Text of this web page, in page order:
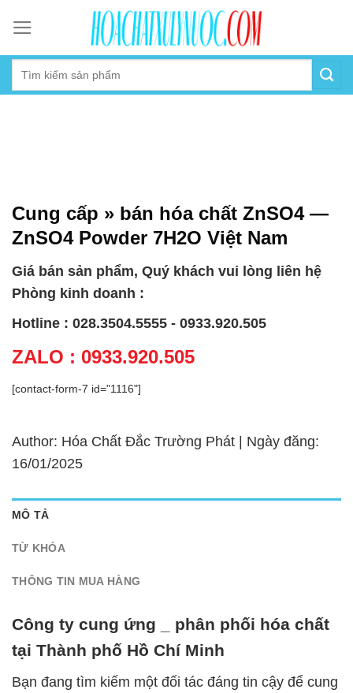
content
Cung cấp » bán hóa chất ZnSO4 —
ZnSO4 Powder 7H2O Việt Nam
Giá bán sản phẩm, Quý khách vui lòng liên hệ
Phòng kinh doanh :
Hotline : 028.3504.5555 - 0933.920.505
ZALO : 0933.920.505
[contact-form-7 id="1116"]
Author: Hóa Chất Đắc Trường Phát | Ngày đăng:
16/01/2025
MÔ TẢ
TỪ KHÓA
THÔNG TIN MUA HÀNG
Công ty cung ứng _ phân phối hóa chất
tại Thành phố Hồ Chí Minh
Bạn đang tìm kiếm một đối tác đáng tin cậy để cung